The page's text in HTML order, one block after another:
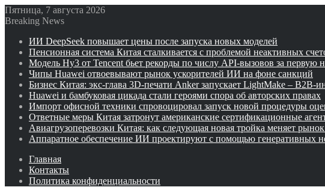
Пятница, 7 августа 2026
Breaking News
ИИ DeepSeek повышает цены после запуска новых моделей
Пенсионная система Китая сталкивается с проблемой неактивных
Модель Hy3 от Tencent бьет рекорды по числу API-вызовов за первую
Чипы Huawei отвоевывают рынок ускорителей ИИ на фоне санкций
Бизнес Китая: экс-глава 3D-печати Anker запускает LightMake – B2B-
Huawei и бамбуковая цикада стали героями спора об авторских правах
Импорт офисной техники спровоцировал запуск новой процедуры
Ответные меры Китая затронут американские сертификационные
Авиагрузоперевозки Китая: как следующая новая тройка меняет
Аппаратное обеспечение ИИ проектируют с помощью генеративных
Главная
Контакты
Политика конфиденциальности